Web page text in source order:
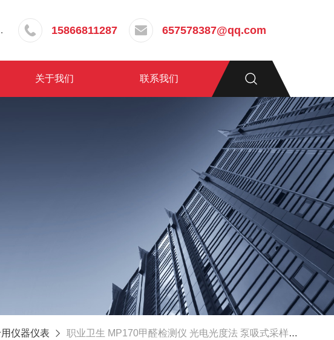
东办公楼三层 15866811287 657578387@qq.com
关于我们 联系我们
仪器仪表 职业卫生 MP170甲醛检测仪 光电光度法 泵吸式采样 0-1.000ppm量程